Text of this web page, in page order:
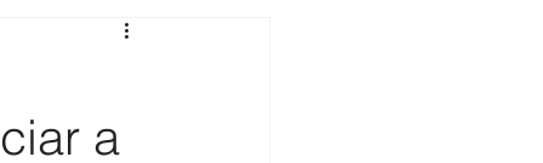
Ciudadana
Social a